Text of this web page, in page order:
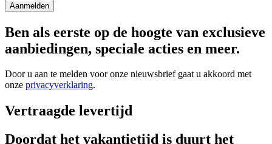
Aanmelden
Ben als eerste op de hoogte van exclusieve
aanbiedingen, speciale acties en meer.
Door u aan te melden voor onze nieuwsbrief gaat u akkoord met
onze privacyverklaring.
Vertraagde levertijd
Doordat het vakantietijd is duurt het